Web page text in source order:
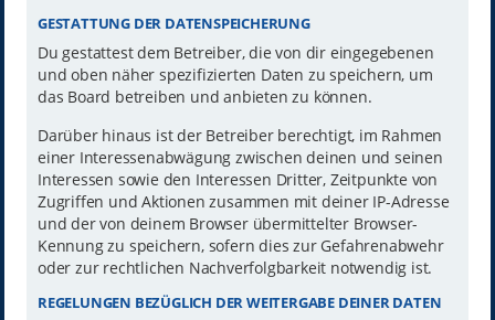
GESTATTUNG DER DATENSPEICHERUNG
Du gestattest dem Betreiber, die von dir eingegebenen
und oben näher spezifizierten Daten zu speichern, um
das Board betreiben und anbieten zu können.
Darüber hinaus ist der Betreiber berechtigt, im Rahmen
einer Interessenabwägung zwischen deinen und seinen
Interessen sowie den Interessen Dritter, Zeitpunkte von
Zugriffen und Aktionen zusammen mit deiner IP-Adresse
und der von deinem Browser übermittelter Browser-
Kennung zu speichern, sofern dies zur Gefahrenabwehr
oder zur rechtlichen Nachverfolgbarkeit notwendig ist.
REGELUNGEN BEZÜGLICH DER WEITERGABE DEINER DATEN